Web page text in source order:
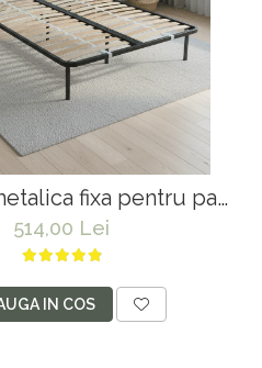
fixa pentru pat
6 picioare, 32
fag, benzi textile,
514,00 Lei
IN COS